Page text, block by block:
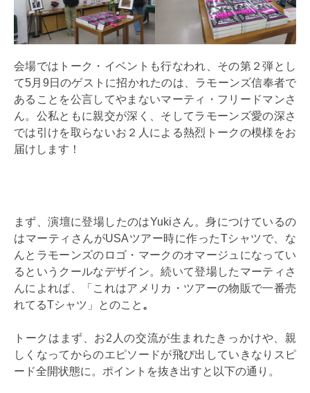
会場ではトーク・イベントも行なわれ、その第２弾とし
て5月9日のゲストに招かれたのは、ラモーンズ信奉者で
あることを公言してやまないマーティ・フリードマンさ
ん。公私ともに親交が深く、そしてラモーンズ愛の深さ
では引けを取らないお２人による熱烈トークの模様をお
届けします！
まず、演壇に登場したのはYukiさん。身につけているの
はマーティさんがUSAツアー時に作ったTシャツで、な
んとラモーンズのロゴ・マークのオマージュになってい
るというクールなデザイン。続いて登場したマーティさ
んによれば、「これはアメリカ・ツアーの物販で一番売
れてるTシャツ」とのこと 。
トークはまず、お2人の交流が生まれたきっかけや、親
しくなってからのエピソードが飛び出していきなりスピ
ード全開状態に。ポイントを抜き出すと以下の通り。